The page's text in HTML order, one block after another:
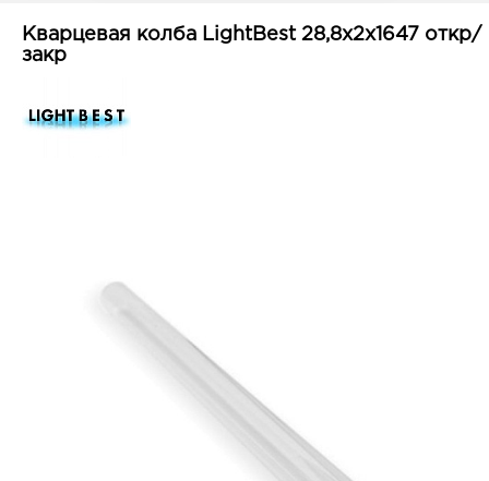
Кварцевая колба LightBest 28,8x2x1647 откр/
закр